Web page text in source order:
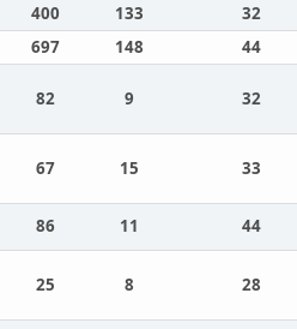
400 133
32
697 148 44
82 9 32
67 15 33
86 11 44
25 8 28